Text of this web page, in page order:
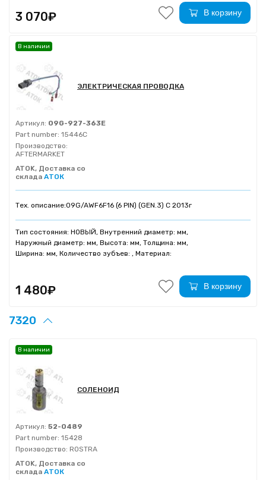
3 070₽ В корзину
ЭЛЕКТРИЧЕСКАЯ ПРОВОДКА
Артикул: 09G-927-363E
Part number: 15446C
Производство:
AFTERMARKET
ATOK, Доставка со
склада АТОК
Тех. описание:09G/AWF6F16 (6 PIN) (GEN.3) C 2013г
Тип состояния: НОВЫЙ, Внутренний диаметр: мм,
Наружный диаметр: мм, Высота: мм, Толщина: мм,
Ширина: мм, Количество зубъев: , Материал:
В наличии
1 480₽ В корзину
7320
СОЛЕНОИД
Артикул: 52-0489
Part number: 15428
Производство: ROSTRA
ATOK, Доставка со
склада АТОК
В наличии